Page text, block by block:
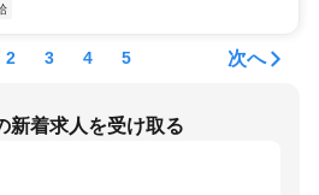
2 3 4 5 次へ
新着求人を受け取る